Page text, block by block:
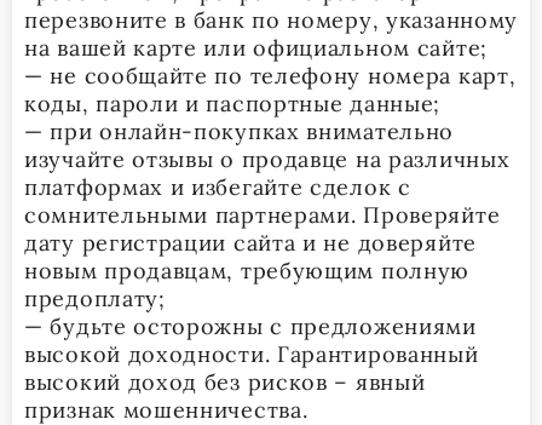
перезвоните в банк по номеру, указанному
на вашей карте или официальном сайте;
— не сообщайте по телефону номера карт,
коды, пароли и паспортные данные;
— при онлайн-покупках внимательно
изучайте отзывы о продавце на различных
платформах и избегайте сделок с
сомнительными партнерами. Проверяйте
дату регистрации сайта и не доверяйте
новым продавцам, требующим полную
предоплату;
— будьте осторожны с предложениями
высокой доходности. Гарантированный
высокий доход без рисков – явный
признак мошенничества.